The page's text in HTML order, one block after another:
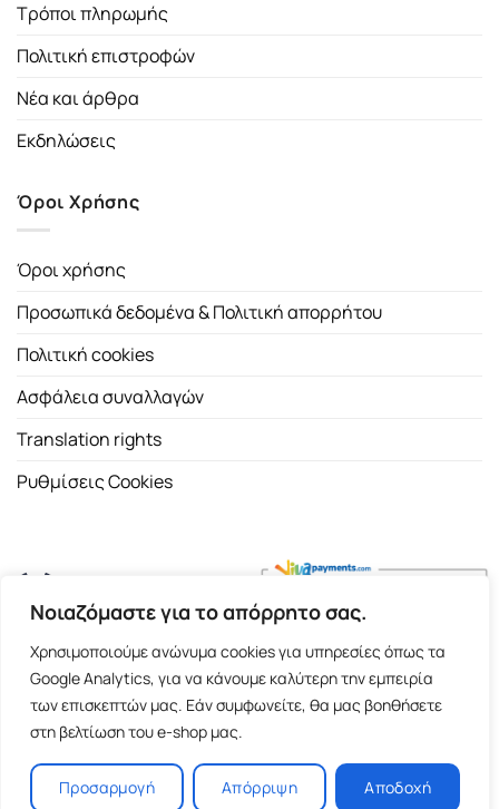
Νοιαζόμαστε για το απόρρητο σας.
Χρησιμοποιούμε ανώνυμα cookies για υπηρεσίες όπως τα
Google Analytics, για να κάνουμε καλύτερη την εμπειρία
των επισκεπτών μας. Εάν συμφωνείτε, θα μας βοηθήσετε
στη βελτίωση του e-shop μας.
Προσαρμογή Απόρριψη Αποδοχή
Τρόποι πληρωμής
Πολιτική επιστροφών
Νέα και άρθρα
Εκδηλώσεις
Όροι Χρήσης
Όροι χρήσης
Προσωπικά δεδομένα & Πολιτική απορρήτου
Πολιτική cookies
Ασφάλεια συναλλαγών
Translation rights
Ρυθμίσεις Cookies
Copyright 2026 ©Εκδοτικός Οίκος Α.Α. Λιβάνη| All rights
reserved.
Σόλωνος 98, 10680 Αθήνα | Τ:2103661200- F: 2103617791
E-shop and Premium Managed Hosting by